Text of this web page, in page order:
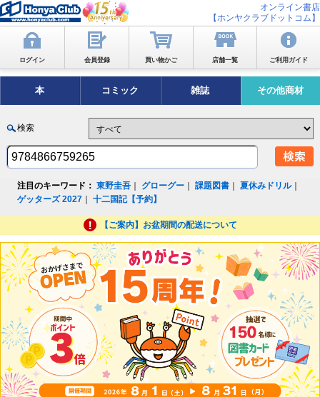
オンライン書店
【ホンヤクラブドットコム】
ログイン 会員登録 買い物かご 店舗一覧 ご利用ガイド
本 コミック 雑誌 その他商材
検索
注目のキーワード： 東野圭吾 グローグー ｜課題図書 ｜夏休みドリル｜
ゲッターズ 2027 ｜十二国記【予約】
【ご案内】お盆期間の配送について